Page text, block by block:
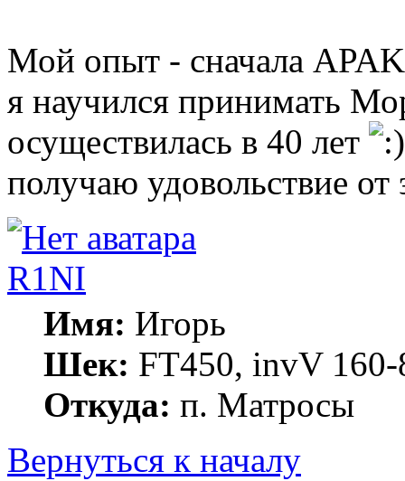
Мой опыт - сначала
я научился принимать
осуществилась в 40 лет
получаю удовольствие от
R1NI
Имя: Игорь
Шек: FT450, invV
Откуда: п. Матросы
Вернуться к началу